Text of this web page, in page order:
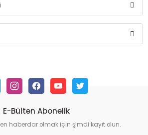
ilk yorumu siz yapın!
Yorum Yaz
iletebilirsiniz.
için teşekkür ederiz.
bozuk veya görüntülenemiyor.
eksik bilgiler bulunuyor.
E-Bülten Abonelik
haberdar olmak için şimdi kayıt olun.